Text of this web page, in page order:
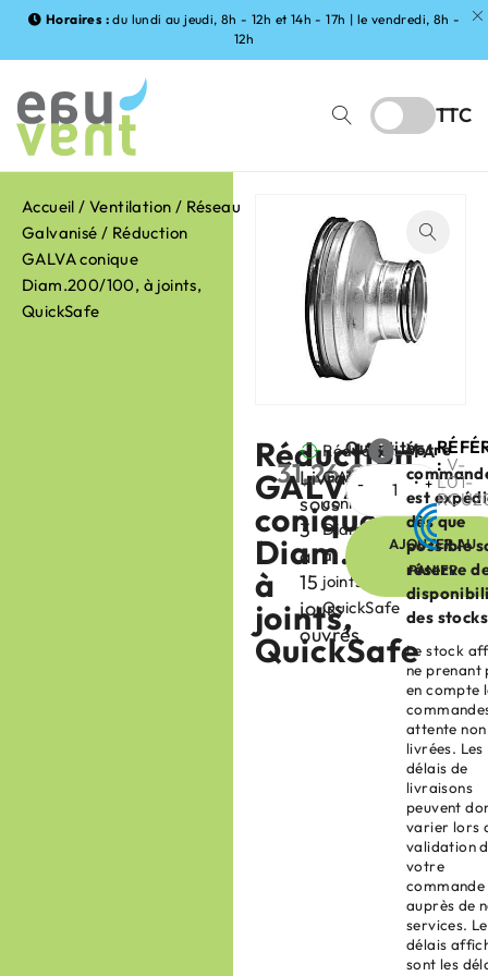
Horaires : du lundi au jeudi, 8h - 12h et 14h - 17h | le vendredi, 8h -
12h
TTC
Accueil /Ventilation / Réseau
Galvanisé / Réduction
GALVA conique
Diam.200/100, à joints,
QuickSafe
Réduction
GALVA
conique
Diam.200/
à
joints,
QuickSafe
31,26€
Livraison
sous
3
à
15
jours
ouvrés
Réduction
GALVA
conique
Diam.200/100,
à
joints,
QuickSafe
Quantité
AJOUTER AU
PANIER
Votre
est
dès que
possible
réserve
des
Le stock
ne prenant
en compte
attente non
livrées. Les
délais de
livraisons
peuvent
varier lors
validation
votre
commande
auprès de
services.
délais
sont les
:
: V-
L01-